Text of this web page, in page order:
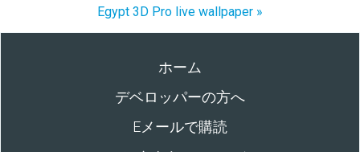
Egypt 3D Pro live wallpaper »
ホーム
デベロッパーの方へ
Eメールで購読